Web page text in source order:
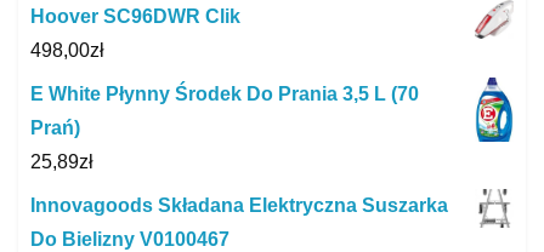
Hoover SC96DWR Clik
498,00zł
E White Płynny Środek Do Prania 3,5 L (70
Prań)
25,89zł
Innovagoods Składana Elektryczna Suszarka
Do Bielizny V0100467